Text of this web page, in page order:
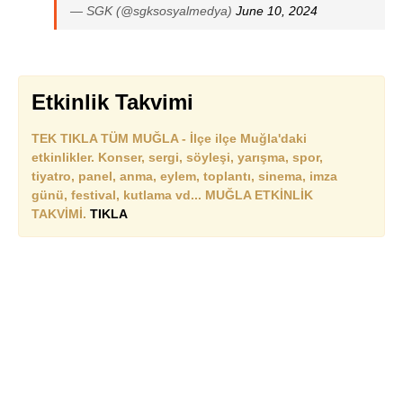
— SGK (@sgksosyalmedya) June 10, 2024
Etkinlik Takvimi
TEK TIKLA TÜM MUĞLA - İlçe ilçe Muğla'daki
etkinlikler. Konser, sergi, söyleşi, yarışma, spor,
tiyatro, panel, anma, eylem, toplantı, sinema, imza
günü, festival, kutlama vd... MUĞLA ETKİNLİK
TAKVİMİ. TIKLA